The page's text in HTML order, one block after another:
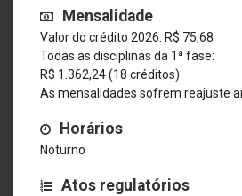
Mensalidade
Valor do crédito 2026: R$ 75,68
Todas as disciplinas da 1ª fase:
R$ 1.362,24 (18 créditos)
As mensalidades sofrem reajuste
Horários
Noturno
Atos regulatórios